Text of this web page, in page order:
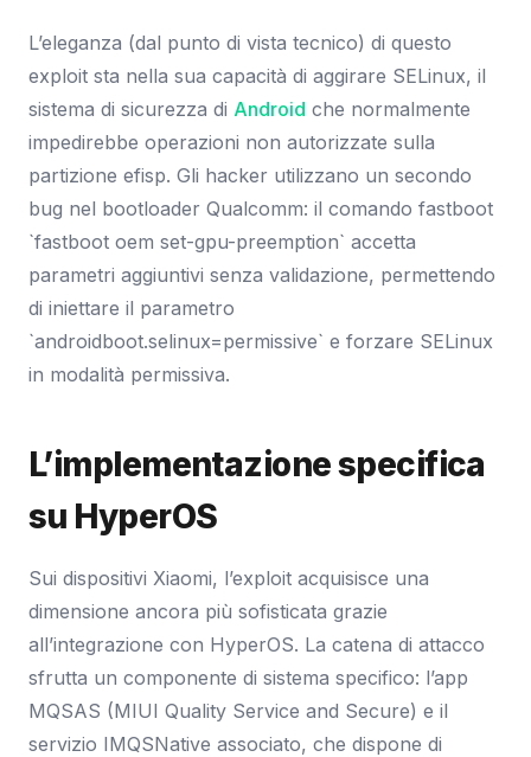
L’eleganza (dal punto di vista tecnico) di questo
exploit sta nella sua capacità di aggirare SELinux, il
sistema di sicurezza di Android che normalmente
impedirebbe operazioni non autorizzate sulla
partizione efisp. Gli hacker utilizzano un secondo
bug nel bootloader Qualcomm: il comando fastboot
`fastboot oem set-gpu-preemption` accetta
parametri aggiuntivi senza validazione, permettendo
di iniettare il parametro
`androidboot.selinux=permissive` e forzare SELinux
in modalità permissiva.
L’implementazione specifica
su HyperOS
Sui dispositivi Xiaomi, l’exploit acquisisce una
dimensione ancora più sofisticata grazie
all’integrazione con HyperOS. La catena di attacco
sfrutta un componente di sistema specifico: l’app
MQSAS (MIUI Quality Service and Secure) e il
servizio IMQSNative associato, che dispone di